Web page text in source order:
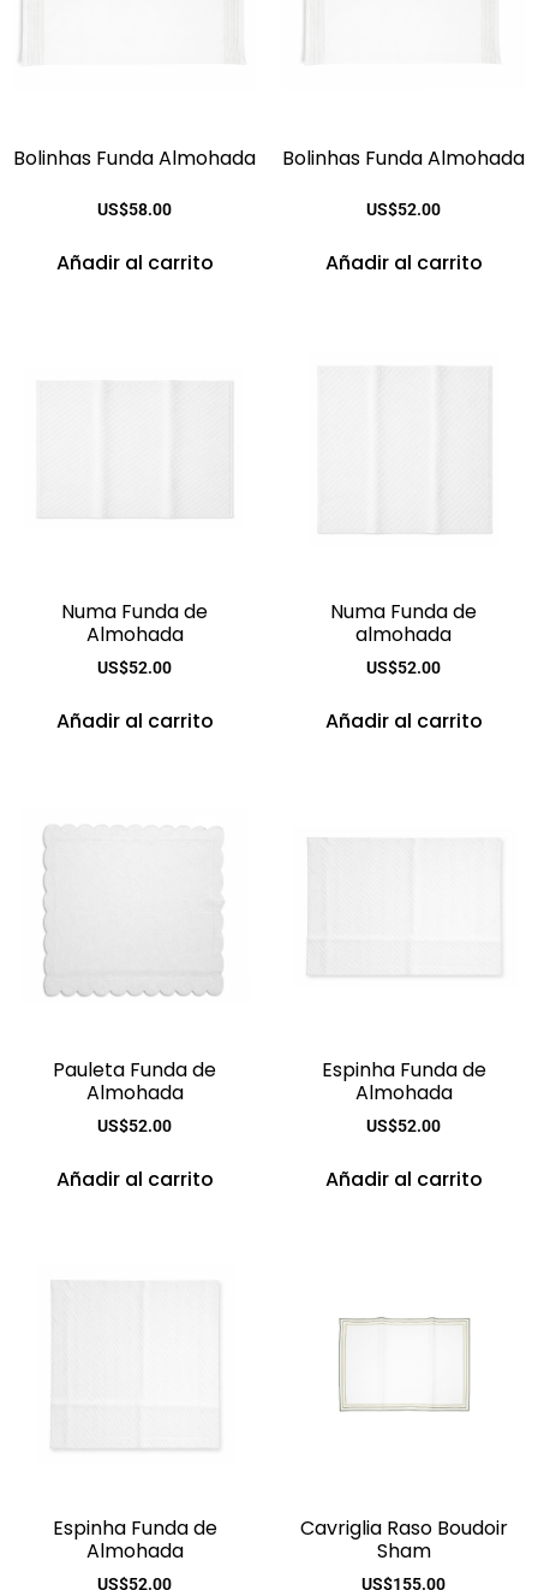
Bolinhas Funda Almohada
US$58.00
Añadir al carrito
Bolinhas Funda Almohada
US$52.00
Añadir al carrito
Numa Funda de
Almohada
US$52.00
Añadir al carrito
Numa Funda de
almohada
US$52.00
Añadir al carrito
Pauleta Funda de
Almohada
US$52.00
Añadir al carrito
Espinha Funda de
Almohada
US$52.00
Añadir al carrito
Espinha Funda de
Almohada
US$52.00
Cavriglia Raso Boudoir
Sham
US$155.00